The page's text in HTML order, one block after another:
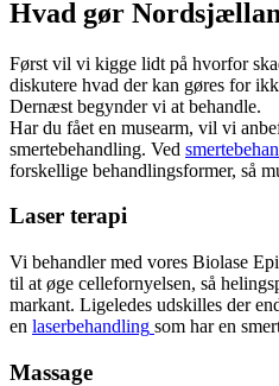
Hvad gør
Først vil vi kigge lidt på hvorfor
diskutere hvad der kan gøres for
Dernæst begynder vi at behandle.
Har du fået en musearm, vil vi
smertebehandling. Ved
forskellige behandlingsformer, så
Laser terapi
Vi behandler med vores Biolase
til at øge cellefornyelsen, så
markant. Ligeledes udskilles der
en laserbehandling som har en
Massage